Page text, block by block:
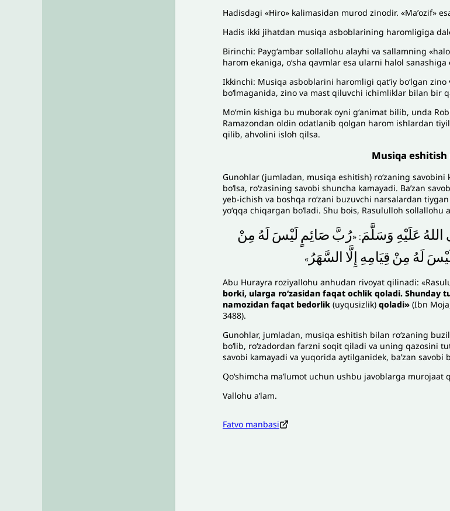
Hadisdagi «Hiro» kalimasidan murod zinodir. «Maʼozif»
Hadis ikki jihatdan musiqa asboblarining haromligiga
Birinchi: Paygʻambar sollallohu alayhi va sallamning
harom ekaniga, oʻsha qavmlar esa ularni halol
Ikkinchi: Musiqa asboblarini haromligi qatʼiy boʻlgan
boʻlmaganida, zino va mast qiluvchi ichimliklar bilan bir
Moʻmin kishiga bu muborak oyni gʻanimat bilib, unda
Ramazondan oldin odatlanib qolgan harom ishlardan
qilib, ahvolini isloh qilsa.
Musiqa eshitish
Gunohlar (jumladan, musiqa eshitish) roʻzaning savobini
boʻlsa, roʻzasining savobi shuncha kamayadi. Baʼzan
yeb-ichish va boshqa roʻzani buzuvchi narsalardan
yoʻqqa chiqargan boʻladi. Shu bois, Rasululloh
اللهُ عَلَيْهِ وَسَلَّمَ: «رُبَّ صَائِمٍ لَيْسَ لَهُ مِنْ
لَهُ مِنْ قِيَامِهِ إِلَّا السَّهَرُ»
Abu Hurayra roziyallohu anhudan rivoyat qilinadi:
borki, ularga roʻzasidan faqat ochlik qoladi. Shunday
namozidan faqat bedorlik (uyqusizlik)qoladi»(Ibn
3488).
Gunohlar, jumladan, musiqa eshitish bilan roʻzaning
boʻlib, roʻzadordan farzni soqit qiladi va uning qazosini
savobi kamayadi va yuqorida aytilganidek, baʼzan savobi
Qoʻshimcha maʼlumot uchun ushbu javoblarga
Vallohu aʼlam.
Fatvo manbasi